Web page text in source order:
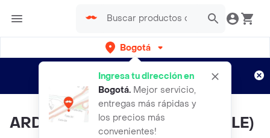
Bogotá
Ingresa tu dirección en
Bogotá. Mejor servicio,
entregas más rápidas y
los precios más
convenientes!
envíos gratis por semanas
Aplican TyC
ARDUINO NANO V3 (CON CABLE)